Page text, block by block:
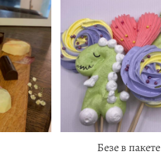
Безе в пакете